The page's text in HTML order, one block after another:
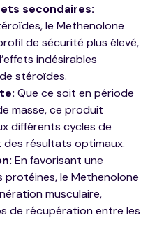
secondaires:
le Methenolone
de sécurité plus élevé,
indésirables
stéroïdes.
Que ce soit en période
masse, ce produit
différents cycles de
des résultats optimaux.
En favorisant une
protéines, le Methenolone
musculaire,
de récupération entre les